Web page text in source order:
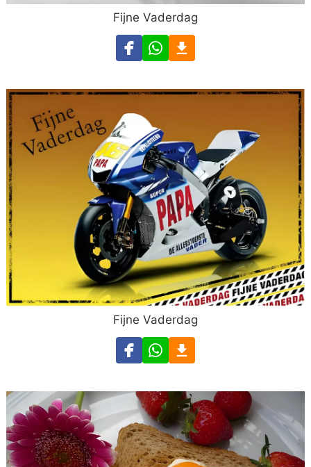
Fijne Vaderdag
Fijne Vaderdag